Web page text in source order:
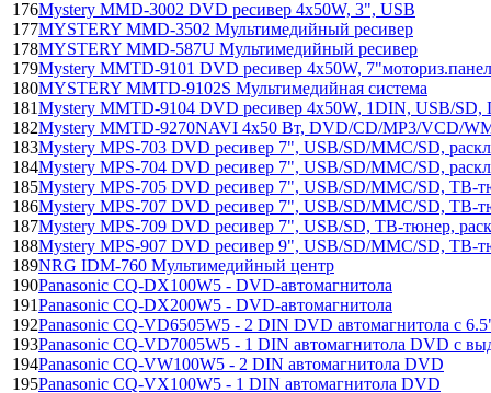
176Mystery MMD-3002 DVD ресивер 4х50W, 3", USB
177MYSTERY MMD-3502 Мультимедийный ресивер
178MYSTERY MMD-587U Мультимедийный ресивер
179Mystery MMTD-9101 DVD ресивер 4х50W,
180MYSTERY MMTD-9102S Мультимедийная система
181Mystery MMTD-9104 DVD ресивер 4x50W, 1DIN, USB/SD,
182Mystery MMTD-9270NAVI 4х50 Вт, DVD/CD/MP3/VCD/
183Mystery MPS-703 DVD ресивер 7", USB/SD/MMC/SD,
184Mystery MPS-704 DVD ресивер 7", USB/SD/MMC/SD,
185Mystery MPS-705 DVD ресивер 7", USB/SD/MMC/SD, ТВ-
186Mystery MPS-707 DVD ресивер 7", USB/SD/MMC/SD, ТВ-
187Mystery MPS-709 DVD ресивер 7", USB/SD, ТВ-тюнер,
188Mystery MPS-907 DVD ресивер 9", USB/SD/MMC/SD, ТВ-
189NRG IDM-760 Мультимедийный центр
190Panasonic CQ-DX100W5 - DVD-автомагнитола
191Panasonic CQ-DX200W5 - DVD-автомагнитола
192Panasonic CQ-VD6505W5 - 2 DIN DVD автомагнитола c
193Panasonic CQ-VD7005W5 - 1 DIN автомагнитола DVD с
194Panasonic CQ-VW100W5 - 2 DIN автомагнитола DVD
195Panasonic CQ-VX100W5 - 1 DIN автомагнитола DVD